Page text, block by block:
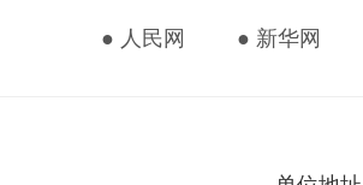
● 人民网 ● 新华网